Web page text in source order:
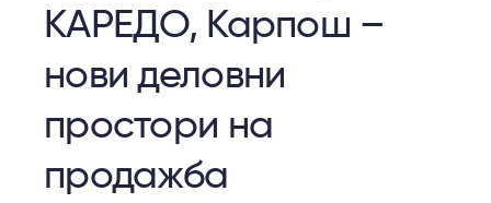
КАРЕДО, Карпош –
нови деловни
простори на
продажба